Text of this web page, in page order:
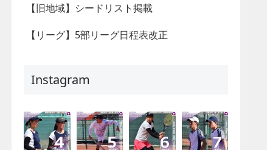
【旧地域】シードリスト掲載
【リーグ】5部リーグ日程表改正
Instagram